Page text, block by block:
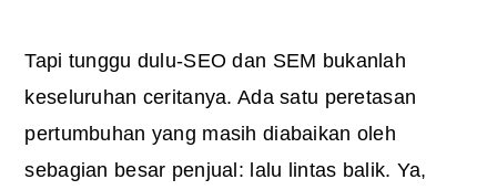
Tapi tunggu dulu-SEO dan SEM bukanlah
keseluruhan ceritanya. Ada satu peretasan
pertumbuhan yang masih diabaikan oleh
sebagian besar penjual: lalu lintas balik. Ya,